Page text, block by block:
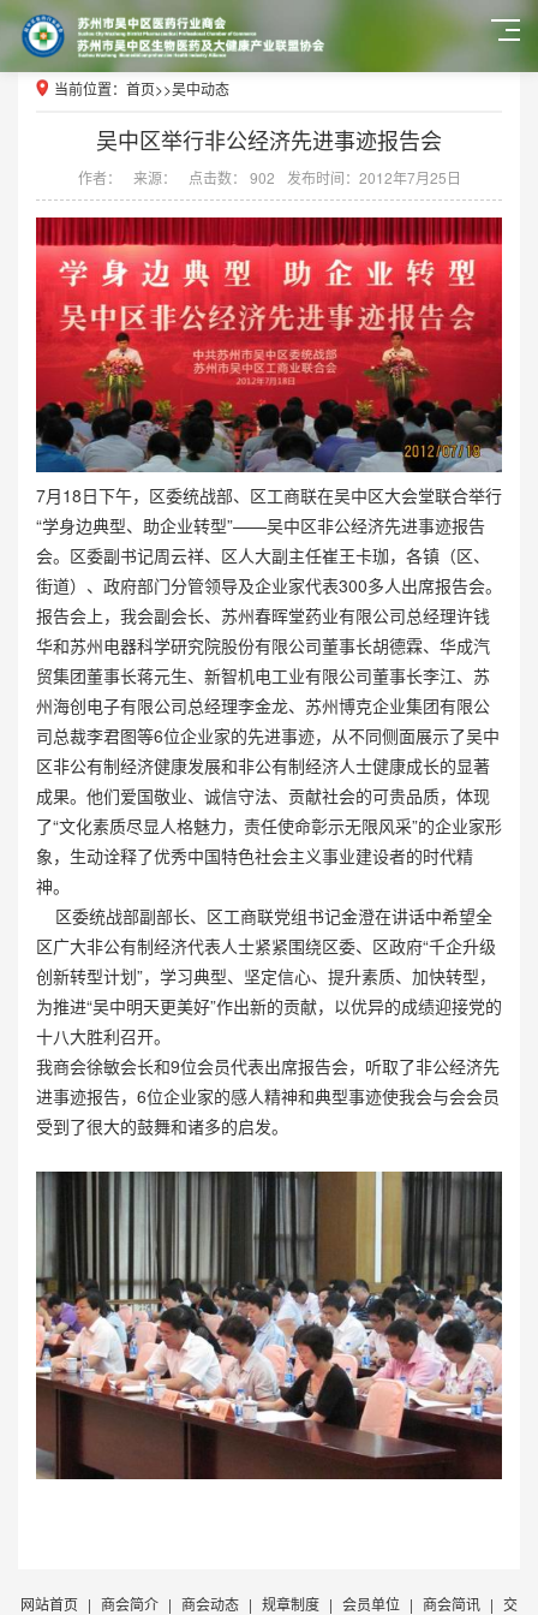
当前位置： 首页>>吴中动态
吴中区举行非公经济先进事迹报告会
作者： 来源： 点击数： 902 发布时间：2012年7月25日
7月18日下午，区委统战部、区工商联在吴中区大会堂联合举行
“学身边典型、助企业转型”——吴中区非公经济先进事迹报告
会。区委副书记周云祥、区人大副主任崔王卡珈，各镇（区、
街道）、政府部门分管领导及企业家代表300多人出席报告会。
报告会上，我会副会长、苏州春晖堂药业有限公司总经理许钱
华和苏州电器科学研究院股份有限公司董事长胡德霖、华成汽
贸集团董事长蒋元生、新智机电工业有限公司董事长李江、苏
州海创电子有限公司总经理李金龙、苏州博克企业集团有限公
司总裁李君图等6位企业家的先进事迹，从不同侧面展示了吴中
区非公有制经济健康发展和非公有制经济人士健康成长的显著
成果。他们爱国敬业、诚信守法、贡献社会的可贵品质，体现
了“文化素质尽显人格魅力，责任使命彰示无限风采”的企业家形
象，生动诠释了优秀中国特色社会主义事业建设者的时代精
神。
区委统战部副部长、区工商联党组书记金澄在讲话中希望全
区广大非公有制经济代表人士紧紧围绕区委、区政府“千企升级
创新转型计划”，学习典型、坚定信心、提升素质、加快转型，
为推进“吴中明天更美好”作出新的贡献，以优异的成绩迎接党的
十八大胜利召开。
我商会徐敏会长和9位会员代表出席报告会，听取了非公经济先
进事迹报告，6位企业家的感人精神和典型事迹使我会与会会员
受到了很大的鼓舞和诸多的启发。
网站首页 | 商会简介 | 商会动态 | 规章制度 | 会员单位 | 商会简讯 | 交